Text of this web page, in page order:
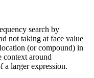
search by
not taking at face value
(or compound) in
context around
a larger expression.